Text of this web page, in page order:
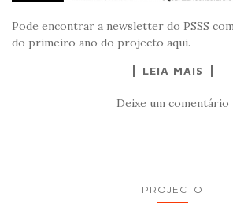
Pode encontrar a newsletter do PSSS
do primeiro ano do projecto aqui.
LEIA MAIS
Deixe um comentário
PROJECTO